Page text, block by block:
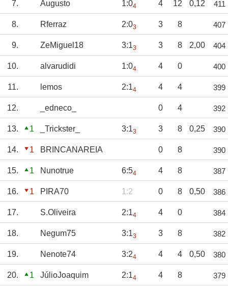
7. Augusto 1:04 4 12 0,12 411
8. Rferraz 2:03 3 8 407
9. ZeMiguel18 3:13 3 8 2,00 404
10. alvarudidi 1:04 4 0 400
11. lemos 2:14 4 4 399
12. _edneco_ 0 4 392
13. 1 _Trickster_ 3:13 3 8 0,25 390
14. 1 BRINCANAREIA 0 8 390
15. 1 Nunotrue 6:54 4 8 387
16. 1 PIRA70 1:2 0 8 0,50 386
17. S.Oliveira 2:14 4 0 384
18. Negum75 3:13 3 8 382
19. Nenote74 3:24 4 4 0,50 380
20. 1 JúlioJoaquim 2:14 4 8 379